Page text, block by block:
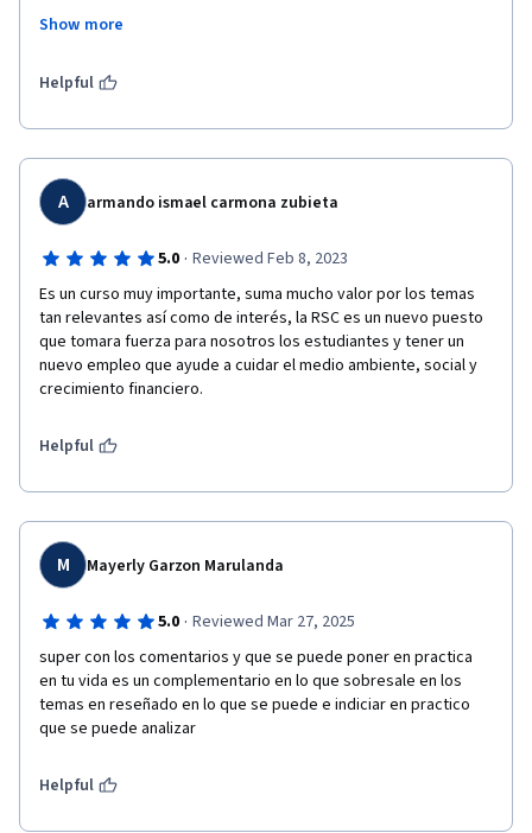
empleado de un banco me sirvió para innovar los esquemas
Show more
Helpful
A armando ismael carmona zubieta
5.0 · Reviewed Feb 8, 2023
Es un curso muy importante, suma mucho valor por los temas
tan relevantes así como de interés, la RSC es un nuevo puesto
que tomara fuerza para nosotros los estudiantes y tener un
nuevo empleo que ayude a cuidar el medio ambiente, social y
crecimiento financiero.
Helpful
M Mayerly Garzon Marulanda
5.0 · Reviewed Mar 27, 2025
super con los comentarios y que se puede poner en practica
en tu vida es un complementario en lo que sobresale en los
temas en reseñado en lo que se puede e indiciar en practico
que se puede analizar
Helpful